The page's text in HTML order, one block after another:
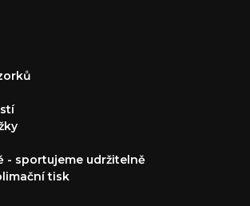
- sportujeme udržitelně
tisk